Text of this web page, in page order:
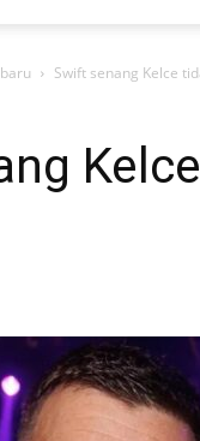
Swift senang Kelce